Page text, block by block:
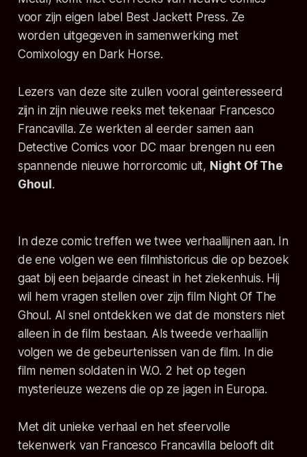
voor zijn eigen label Best Jackett Press. Ze
worden uitgegeven in samenwerking met
Comixology en Dark Horse.
Lezers van deze site zullen vooral geinteresseerd
zijn in zijn nieuwe reeks met tekenaar Francesco
Francavilla. Ze werkten al eerder samen aan
Detective Comics voor DC maar brengen nu een
spannende nieuwe horrorcomic uit, Night Of The
Ghoul.
In deze comic treffen we twee verhaallijnen aan. In
de ene volgen we een filmhistoricus die op bezoek
gaat bij een bejaarde cineast in het ziekenhuis. Hij
wil hem vragen stellen over zijn film Night Of The
Ghoul. Al snel ontdekken we dat de monsters niet
alleen in de film bestaan. Als tweede verhaallijn
volgen we de gebeurtenissen van de film. In die
film nemen soldaten in W.O. 2 het op tegen
mysterieuze wezens die op ze jagen in Europa.
Met dit unieke verhaal en het sfeervolle
tekenwerk van Francesco Francavilla belooft dit